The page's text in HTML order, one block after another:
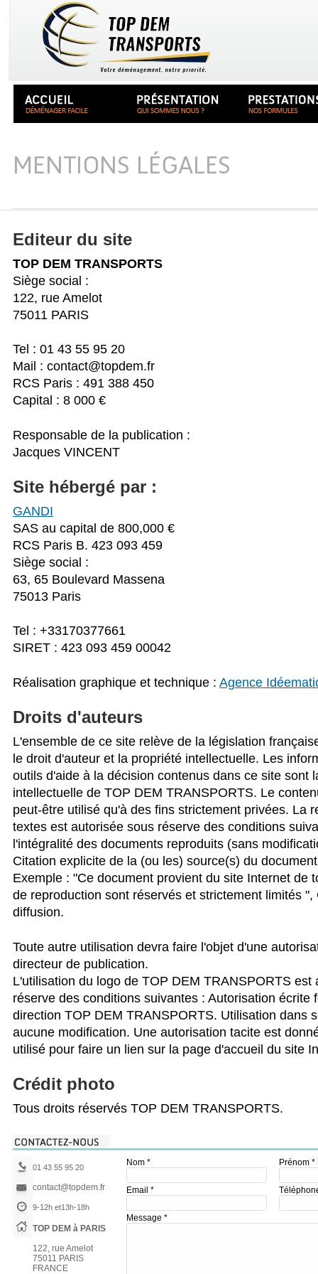
MENTIONS LÉGALES
Editeur du site
TOP DEM TRANSPORTS
Siège social :
122, rue Amelot
75011 PARIS
Tel : 01 43 55 95 20
Mail : contact@topdem.fr
RCS Paris : 491 388 450
Capital : 8 000 €
Responsable de la publication :
Jacques VINCENT
Site hébergé par :
GANDI
SAS au capital de 800,000 €
RCS Paris B. 423 093 459
Siège social :
63, 65 Boulevard Massena
75013 Paris
Tel : +33170377661
SIRET : 423 093 459 00042
Réalisation graphique et technique : Agence
Droits d'auteurs
L'ensemble de ce site relève de la législation
le droit d'auteur et la propriété intellectuelle. Les
outils d'aide à la décision contenus dans ce site sont
intellectuelle de TOP DEM TRANSPORTS. Le
peut-être utilisé qu'à des fins strictement privées. La
textes est autorisée sous réserve des conditions
l'intégralité des documents reproduits (sans
Citation explicite de la (ou les) source(s) du
Exemple : "Ce document provient du site Internet de
de reproduction sont réservés et strictement limités ",
diffusion.
Toute autre utilisation devra faire l'objet d'une
directeur de publication.
L'utilisation du logo de TOP DEM TRANSPORTS est
réserve des conditions suivantes : Autorisation écrite
direction TOP DEM TRANSPORTS. Utilisation dans
aucune modification. Une autorisation tacite est
utilisé pour faire un lien sur la page d'accueil du site
Crédit photo
Tous droits réservés TOP DEM TRANSPORTS.
01 43 55 95 20
contact@topdem.fr
9-12h et13h-18h
TOP DEM à PARIS
122, rue Amelot
75011 PARIS
FRANCE
Nom * Prénom *
Email *
Message *